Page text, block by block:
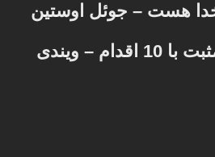
هست – جوئل اوستین
کتاب صوتی زندگی مثبت با 10 اقدام – ویندی